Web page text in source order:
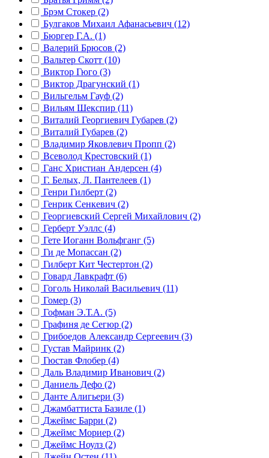
Брэм Стокер (2)
Булгаков Михаил Афанасьевич (12)
Бюргер Г.А. (1)
Валерий Брюсов (2)
Вальтер Скотт (10)
Виктор Гюго (3)
Виктор Драгунский (1)
Вильгельм Гауф (2)
Вильям Шекспир (11)
Виталий Георгиевич Губарев (2)
Виталий Губарев (2)
Владимир Яковлевич Пропп (2)
Всеволод Крестовский (1)
Ганс Христиан Андерсен (4)
Г. Белых, Л. Пантелеев (1)
Генри Гилберт (2)
Генрик Сенкевич (2)
Георгиевский Сергей Михайлович (2)
Герберт Уэллс (4)
Гете Иоганн Вольфганг (5)
Ги де Мопассан (2)
Гилберт Кит Честертон (2)
Говард Лавкрафт (6)
Гоголь Николай Васильевич (11)
Гомер (3)
Гофман Э.Т.А. (5)
Графиня де Сегюр (2)
Грибоедов Александр Сергеевич (3)
Густав Майринк (2)
Гюстав Флобер (4)
Даль Владимир Иванович (2)
Даниель Дефо (2)
Данте Алигьери (3)
Джамбаттиста Базиле (1)
Джеймс Барри (2)
Джеймс Мориер (2)
Джеймс Ноулз (2)